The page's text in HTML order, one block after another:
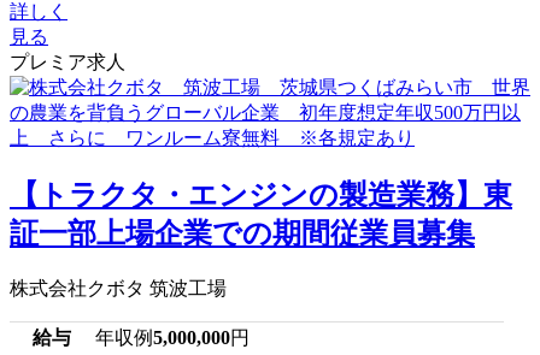
詳しく
見る
プレミア求人
【トラクタ・エンジンの製造業務】東
証一部上場企業での期間従業員募集
株式会社クボタ 筑波工場
給与 年収例5,000,000円